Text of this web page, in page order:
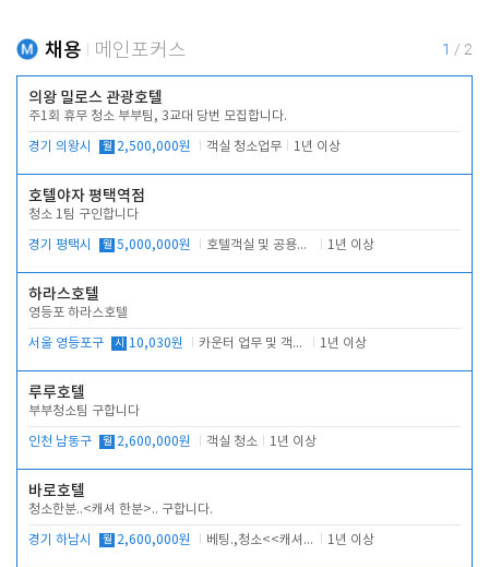
채용 메인포커스 1 / 2
의왕 밀로스 관광호텔
주1회 휴무 청소 부부팀, 3교대 당번 모집합니다.
경기 의왕시 월 2,500,000원 객실 청소업무 1년 이상
호텔야자 평택역점
청소 1팀 구인합니다
경기 평택시 월 5,000,000원 호텔객실 및 공용시설 청소 관리 1년 이상
하라스호텔
영등포 하라스호텔
서울 영등포구 시 10,030원 카운터 업무 및 객실관리(청소상태 확인, 객실판매) 1년 이상
루루호텔
부부청소팀 구합니다
인천 남동구 월 2,600,000원 객실 청소 1년 이상
바로호텔
청소한분..<캐셔 한분>.. 구합니다.
경기 하남시 월 2,600,000원 베팅.,청소<<캐셔 모셔봅니다. 1년 이상